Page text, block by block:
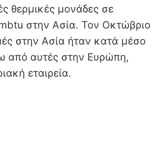
θερμικές μονάδες σε
στην Ασία. Τον Οκτώβριο
στην Ασία ήταν κατά μέσο
από αυτές στην Ευρώπη,
εταιρεία.